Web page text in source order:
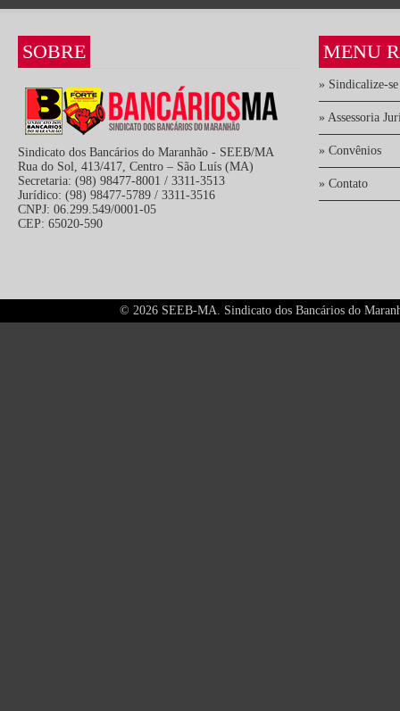
SOBRE
Sindicato dos Bancários do Maranhão - SEEB/MA
Rua do Sol, 413/417, Centro – São Luís (MA)
Secretaria: (98) 98477-8001 / 3311-3513
Jurídico: (98) 98477-5789 / 3311-3516
CNPJ: 06.299.549/0001-05
CEP: 65020-590
MENU
» Sindicalize-se
» Assessoria
» Convênios
» Contato
© 2026 SEEB-MA. Sindicato dos Bancários do